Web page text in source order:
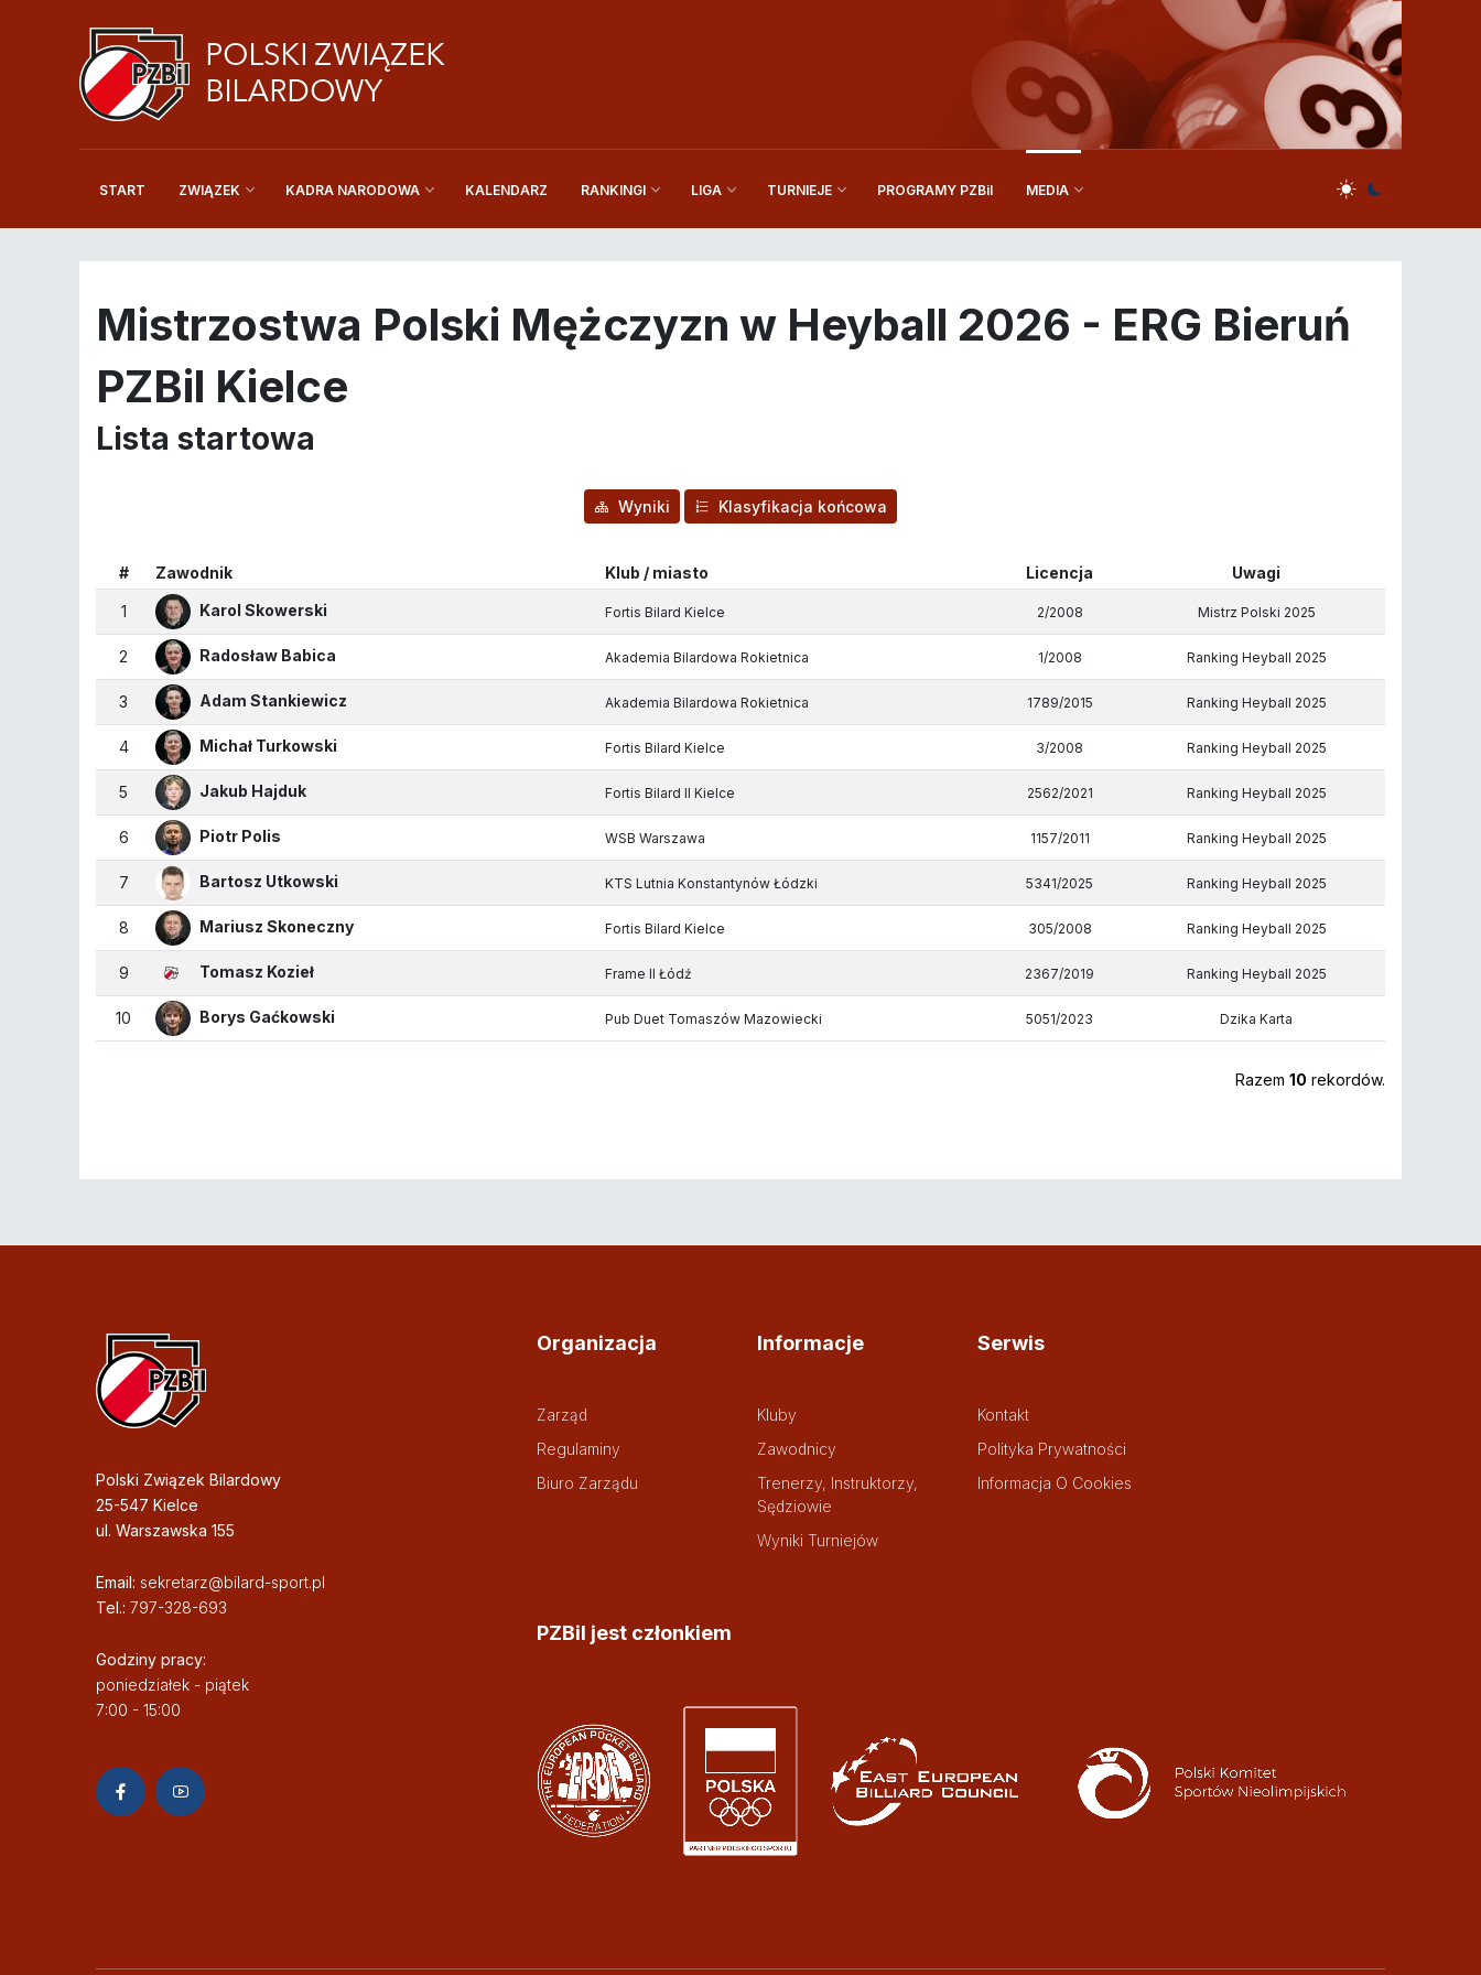
START ZWIĄZEK KADRA NARODOWA KALENDARZ RANKINGI LIGA TURNIEJE PROGRAMY PZBil MEDIA
Mistrzostwa Polski Mężczyzn w Heyball 2026 - ERG Bieruń
PZBil Kielce
Lista startowa
Wyniki Klasyfikacja końcowa
# Zawodnik Klub / miasto Licencja Uwagi
1 Karol Skowerski Fortis Bilard Kielce 2/2008 Mistrz Polski 2025
2 Radosław Babica Akademia Bilardowa Rokietnica 1/2008 Ranking Heyball 2025
3 Adam Stankiewicz Akademia Bilardowa Rokietnica 1789/2015 Ranking Heyball 2025
4 Michał Turkowski Fortis Bilard Kielce 3/2008 Ranking Heyball 2025
5 Jakub Hajduk Fortis Bilard II Kielce 2562/2021 Ranking Heyball 2025
6 Piotr Polis WSB Warszawa 1157/2011 Ranking Heyball 2025
7 Bartosz Utkowski KTS Lutnia Konstantynów Łódzki 5341/2025 Ranking Heyball 2025
8 Mariusz Skoneczny Fortis Bilard Kielce 305/2008 Ranking Heyball 2025
9 Tomasz Kozieł Frame II Łódź 2367/2019 Ranking Heyball 2025
10 Borys Gaćkowski Pub Duet Tomaszów Mazowiecki 5051/2023 Dzika Karta
Razem 10 rekordów.
Polski Związek Bilardowy
25-547 Kielce
ul. Warszawska 155
Email: sekretarz@bilard-sport.pl
Tel.: 797-328-693
Godziny pracy:
poniedziałek - piątek
7:00 - 15:00
Organizacja
Zarząd
Regulaminy
Biuro Zarządu
Informacje
Kluby
Zawodnicy
Trenerzy, Instruktorzy,
Sędziowie
Wyniki Turniejów
Serwis
Kontakt
Polityka Prywatności
Informacja O Cookies
PZBil jest członkiem